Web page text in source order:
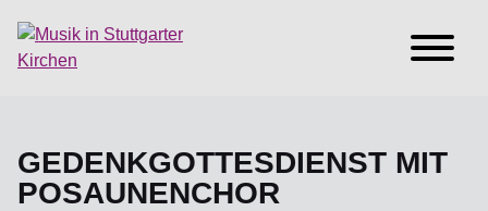
GEDENKGOTTESDIENST MIT
POSAUNENCHOR